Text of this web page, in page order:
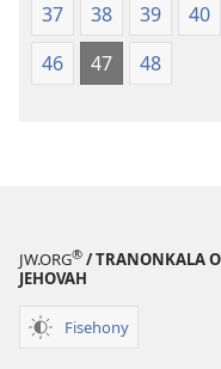
37
38 39 40
46
47 48
JW.ORG® / TRANONKALA
JEHOVAH
Fisehony